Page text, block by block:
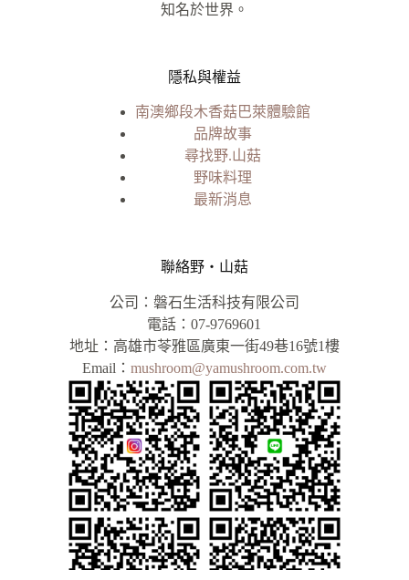
知名於世界。
隱私與權益
南澳鄉段木香菇巴萊體驗館
品牌故事
尋找野.山菇
野味料理
最新消息
聯絡野‧山菇
公司：磐石生活科技有限公司
電話：07-9769601
地址：高雄市苓雅區廣東一街49巷16號1樓
Email： mushroom@yamushroom.com.tw